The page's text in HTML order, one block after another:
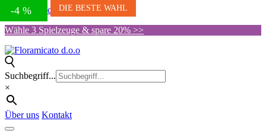
Skip to the content
Wähle 3 Spielzeuge & spare 20% >>
Suchbegriff...
×
Über uns Kontakt
-10 % DIE BESTE WAHL
-9 %
-4 %